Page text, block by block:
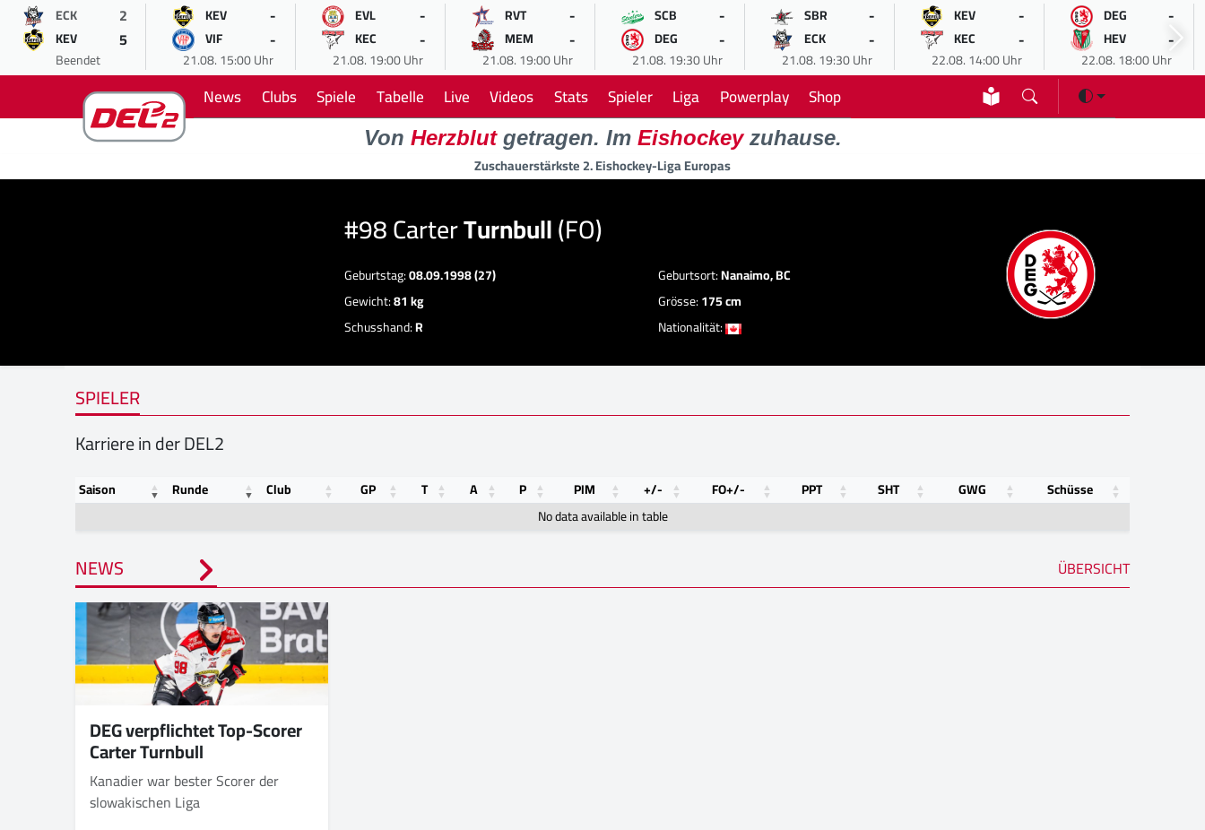
ECK 2
KEV 5
Beendet
KEV -
VIF -
21.08. 15:00 Uhr
EVL -
KEC -
21.08. 19:00 Uhr
RVT -
MEM -
21.08. 19:00 Uhr
SCB -
DEG -
21.08. 19:30 Uhr
SBR -
ECK -
21.08. 19:30 Uhr
KEV -
KEC -
22.08. 14:00 Uhr
DEG -
HEV -
22.08. 18:00 Uhr
News Clubs Spiele Tabelle Live Videos Stats Spieler Liga Powerplay Shop
Von Herzblutgetragen. Im Eishockeyzuhause.
Zuschauerstärkste 2. Eishockey-Liga Europas
#98 CarterTurnbull(FO)
Geburtstag:08.09.1998 (27) Geburtsort:Nanaimo, BC
Gewicht:81 kg Grösse:175 cm
Schusshand:R Nationalität:
SPIELER
Karriere in der DEL2
Saison Runde Club GP T A P PIM +/- FO+/- PPT SHT GWG
Schüsse
No data available in table
NEWS ÜBERSICHT
DEG verpflichtet Top-Scorer
Carter Turnbull
Kanadier war bester Scorer der
slowakischen Liga